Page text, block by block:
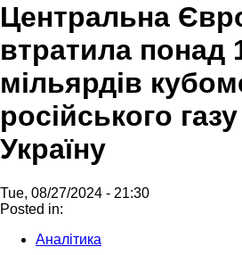
Центральна
втратила понад
мільярдів
російського
Україну
Tue, 08/27/2024 - 21:30
Posted in:
Аналітика